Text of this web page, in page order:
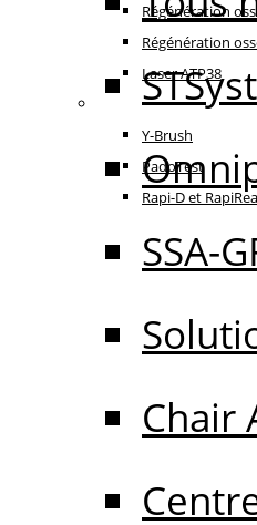
Régénération
Régénération
Laser ATP38
Oral Care
Y-Brush
PadoTest
Rapi-D et
SSA-
Chair